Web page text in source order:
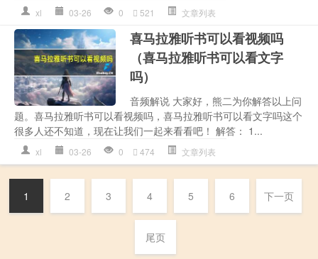
xl 03-26 0 521 文章列表
喜马拉雅听书可以看视频吗
（喜马拉雅听书可以看文字
吗）
音频解说 大家好，熊二为你解答以上问
题。喜马拉雅听书可以看视频吗，喜马拉雅听书可以看文字吗这个
很多人还不知道，现在让我们一起来看看吧！ 解答： 1...
xl 03-26 0 474 文章列表
1 2 3 4 5 6 下一页
尾页